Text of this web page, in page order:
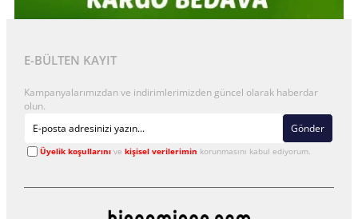
E-BÜLTEN KAYIT
Kampanyalarımızdan ve indirimlerimizden güncel olarak haberdar
olun.
Gönder
Üyelik koşullarınıve kişisel verilerimin korunmasını kabul ediyorum.